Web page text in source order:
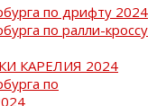
по дрифту 2024
по ралли-кроссу
КАРЕЛИЯ 2024
по